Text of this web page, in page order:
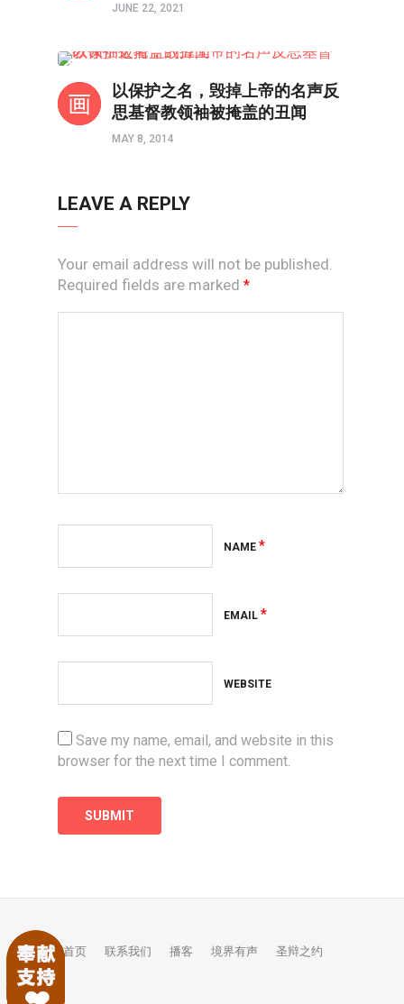
JUNE 22, 2021
以保护之名，毁掉上帝的名声反
思基督教领袖被掩盖的丑闻
MAY 8, 2014
LEAVE A REPLY
Your email address will not be published.
Required fields are marked *
NAME *
EMAIL *
WEBSITE
Save my name, email, and website in this
browser for the next time I comment.
首页 联系我们 播客 境界有声 圣辩之约